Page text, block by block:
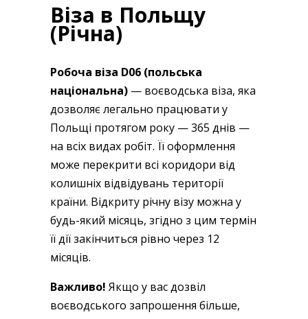
Віза в Польщу
(Річна)
Робоча віза D06 (польська
національна) — воєводська віза, яка
дозволяє легально працювати у
Польщі протягом року — 365 днів —
на всіх видах робіт. Її оформлення
може перекрити всі коридори від
колишніх відвідувань території
країни. Відкриту річну візу можна у
будь-який місяць, згідно з цим термін
її дії закінчиться рівно через 12
місяців.
Важливо! Якщо у вас дозвіл
воєводського запрошення більше,